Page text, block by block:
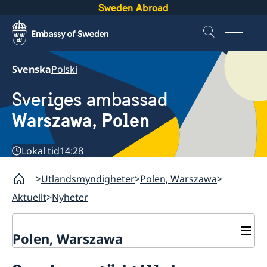
Sweden Abroad
SvenskaPolski
Sveriges ambassad
Warszawa, Polen
Lokal tid14:28
Utlandsmyndigheter Polen, Warszawa
Aktuellt Nyheter
Polen, Warszawa